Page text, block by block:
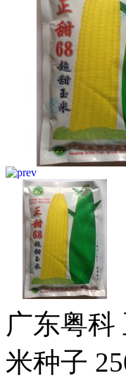
广东粤科
米种子